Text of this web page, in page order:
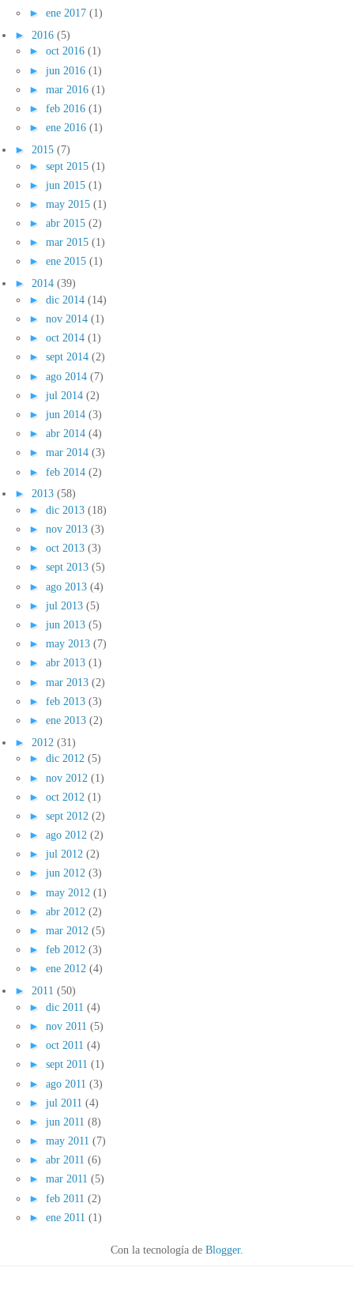
► ene 2017 (1)
► 2016 (5)
► oct 2016 (1)
► jun 2016 (1)
► mar 2016 (1)
► feb 2016 (1)
► ene 2016 (1)
► 2015 (7)
► sept 2015 (1)
► jun 2015 (1)
► may 2015 (1)
► abr 2015 (2)
► mar 2015 (1)
► ene 2015 (1)
► 2014 (39)
► dic 2014 (14)
► nov 2014 (1)
► oct 2014 (1)
► sept 2014 (2)
► ago 2014 (7)
► jul 2014 (2)
► jun 2014 (3)
► abr 2014 (4)
► mar 2014 (3)
► feb 2014 (2)
► 2013 (58)
► dic 2013 (18)
► nov 2013 (3)
► oct 2013 (3)
► sept 2013 (5)
► ago 2013 (4)
► jul 2013 (5)
► jun 2013 (5)
► may 2013 (7)
► abr 2013 (1)
► mar 2013 (2)
► feb 2013 (3)
► ene 2013 (2)
► 2012 (31)
► dic 2012 (5)
► nov 2012 (1)
► oct 2012 (1)
► sept 2012 (2)
► ago 2012 (2)
► jul 2012 (2)
► jun 2012 (3)
► may 2012 (1)
► abr 2012 (2)
► mar 2012 (5)
► feb 2012 (3)
► ene 2012 (4)
► 2011 (50)
► dic 2011 (4)
► nov 2011 (5)
► oct 2011 (4)
► sept 2011 (1)
► ago 2011 (3)
► jul 2011 (4)
► jun 2011 (8)
► may 2011 (7)
► abr 2011 (6)
► mar 2011 (5)
► feb 2011 (2)
► ene 2011 (1)
Con la tecnología de Blogger.